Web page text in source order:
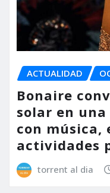
ACTUALIDAD
Bonaire
solar en
con música,
actividades
torrent al dia